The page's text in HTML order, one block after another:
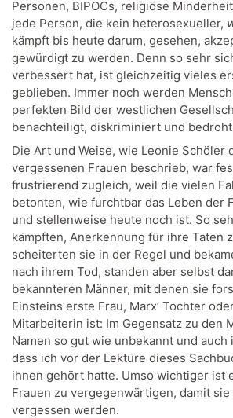
Personen, BIPOCs, religiöse
jede Person, die kein heterosexueller,
kämpft bis heute darum, gesehen,
gewürdigt zu werden. Denn so sehr
verbessert hat, ist gleichzeitig vieles
geblieben. Immer noch werden
perfekten Bild der westlichen
benachteiligt, diskriminiert und
Die Art und Weise, wie Leonie Schöler
vergessenen Frauen beschrieb, war
frustrierend zugleich, weil die vielen
betonten, wie furchtbar das Leben der
und stellenweise heute noch ist. So
kämpften, Anerkennung für ihre Taten
scheiterten sie in der Regel und
nach ihrem Tod, standen aber selbst
bekannteren Männer, mit denen sie
Einsteins erste Frau, Marx’ Tochter
Mitarbeiterin ist: Im Gegensatz zu den
Namen so gut wie unbekannt und auch
dass ich vor der Lektüre dieses
ihnen gehört hatte. Umso wichtiger ist
Frauen zu vergegenwärtigen, damit
vergessen werden.